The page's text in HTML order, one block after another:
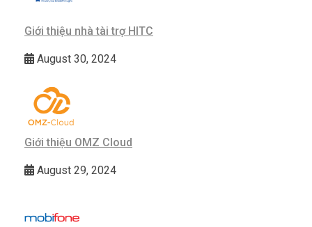
Giới thiệu nhà tài trợ HITC
August 30, 2024
Giới thiệu OMZ Cloud
August 29, 2024